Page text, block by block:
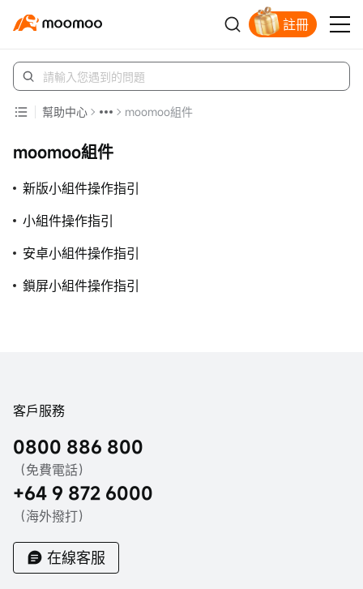
註冊
幫助中心 moomoo組件
moomoo組件
新版小組件操作指引
小組件操作指引
安卓小組件操作指引
鎖屏小組件操作指引
客戶服務
0800 886 800
（免費電話）
+64 9 872 6000
（海外撥打）
在線客服